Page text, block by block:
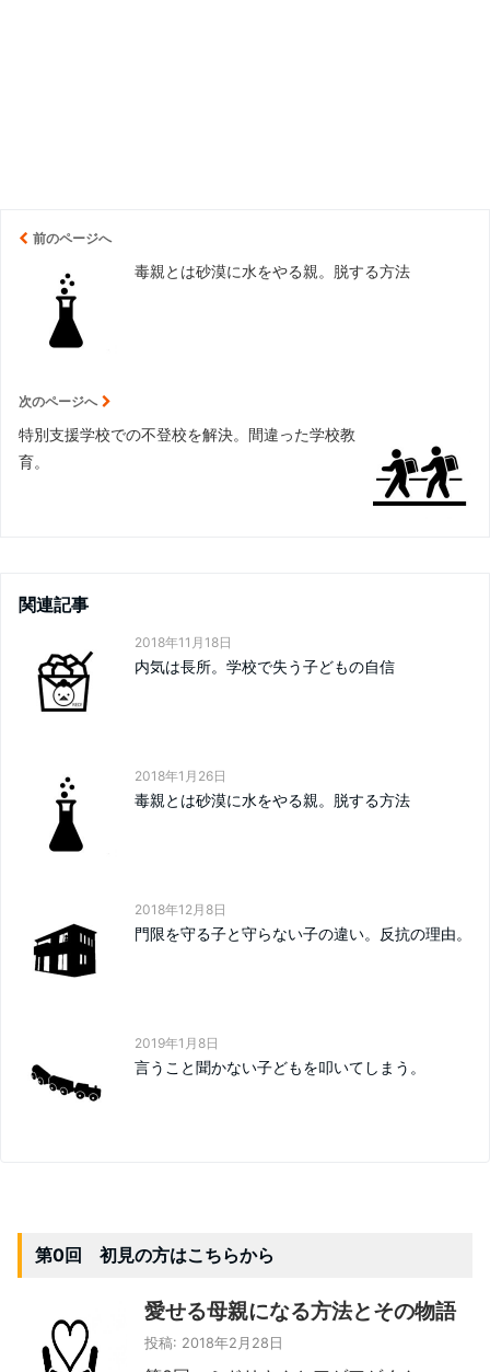
前のページへ
毒親とは砂漠に水をやる親。脱する方法
次のページへ
特別支援学校での不登校を解決。間違った学校教
育。
関連記事
2018年11月18日
内気は長所。学校で失う子どもの自信
2018年1月26日
毒親とは砂漠に水をやる親。脱する方法
2018年12月8日
門限を守る子と守らない子の違い。反抗の理由。
2019年1月8日
言うこと聞かない子どもを叩いてしまう。
第0回 初見の方はこちらから
愛せる母親になる方法とその物語
投稿: 2018年2月28日